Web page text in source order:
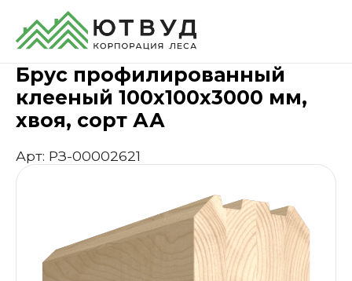
ГлавнаяКаталогПиломатериалы
Брус профилированный
клееный 100х100х3000 мм,
хвоя, сорт АА
Арт: РЗ-00002621